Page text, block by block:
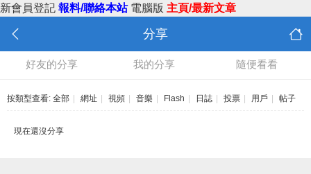
新會員登記 報料/聯絡本站 電腦版 主頁/最新文章
分享
好友的分享 我的分享 隨便看看
按類型查看: 全部 網址 視頻 音樂 Flash 日誌 投票 用戶 帖子
現在還沒分享